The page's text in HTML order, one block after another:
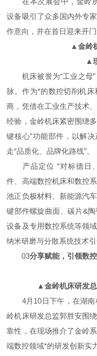
设备吸引了众多国内外专
作意向，并在首日迎来开
▲金岭
▲
机床被誉为“工业之母”
脉。作为*的数控切削机
商，凭借在工业生产技术
经验，金岭机床紧密围绕
键核心”功能部件，以解
走“品质化、品牌化路线”。
产品定位 “对标德日、
件、高端数控机床和数控
池正负极材料、新能源汽
键部件螺旋曲面、碳片&
设备及专用数控系统等领
纳米研磨与分散系统技术引
03分享赋能，引领数
▲金岭机床研发
4月10日下午，在湖南
岭机床研发总监郭胜安围
靠性，在现场推介了金岭
端数控领域*的研发创新实